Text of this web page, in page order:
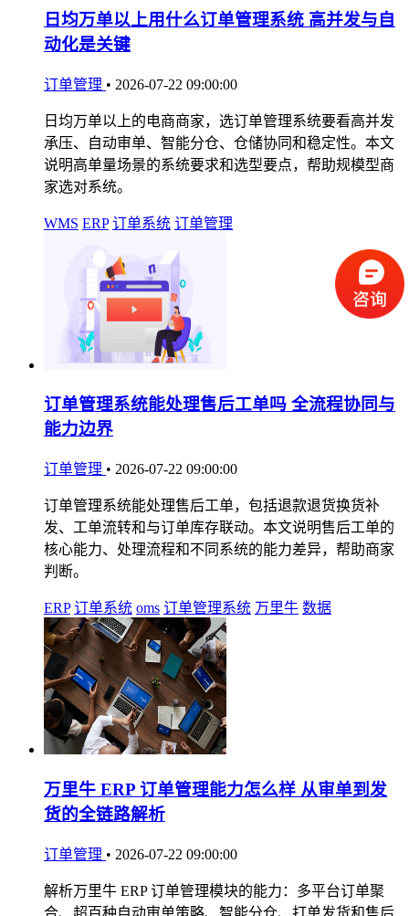
日均万单以上用什么订单管理系统 高并发与自
动化是关键
订单管理 • 2026-07-22 09:00:00
日均万单以上的电商商家，选订单管理系统要看高并发
承压、自动审单、智能分仓、仓储协同和稳定性。本文
说明高单量场景的系统要求和选型要点，帮助规模型商
家选对系统。
WMS ERP 订单系统 订单管理
订单管理系统能处理售后工单吗 全流程协同与
能力边界
订单管理 • 2026-07-22 09:00:00
订单管理系统能处理售后工单，包括退款退货换货补
发、工单流转和与订单库存联动。本文说明售后工单的
核心能力、处理流程和不同系统的能力差异，帮助商家
判断。
ERP 订单系统 oms 订单管理系统 万里牛 数据
万里牛 ERP 订单管理能力怎么样 从审单到发
货的全链路解析
订单管理 • 2026-07-22 09:00:00
解析万里牛 ERP 订单管理模块的能力：多平台订单聚
合、超百种自动审单策略、智能分仓、打单发货和售后